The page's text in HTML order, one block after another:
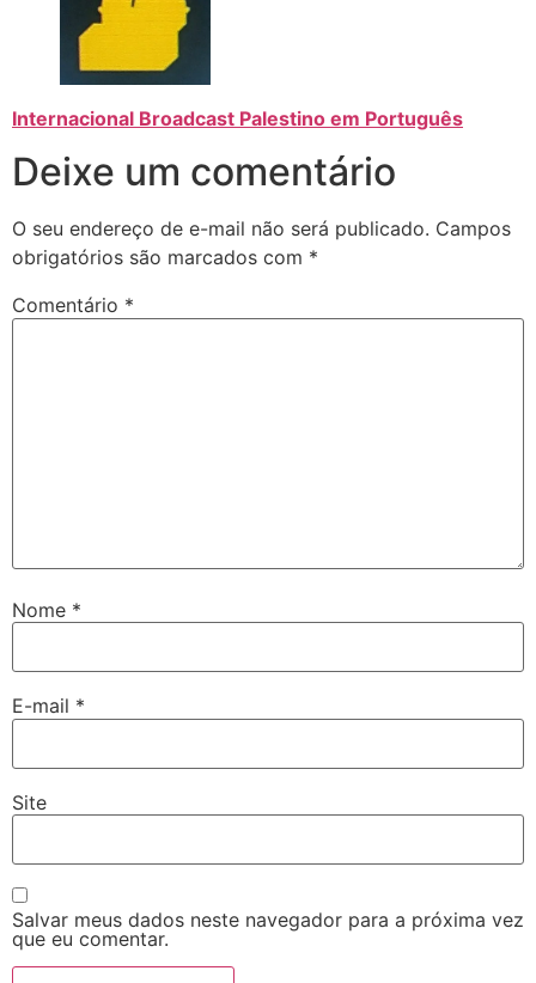
Internacional Broadcast Palestino em Português
Deixe um comentário
O seu endereço de e-mail não será publicado. Campos
obrigatórios são marcados com *
Comentário *
Nome *
E-mail *
Site
Salvar meus dados neste navegador para a próxima vez
que eu comentar.